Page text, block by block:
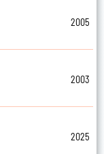
2005
2003
2025